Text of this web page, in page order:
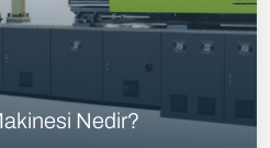
Nedir?